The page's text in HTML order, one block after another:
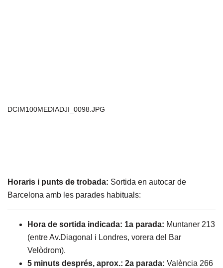
DCIM100MEDIADJI_0098.JPG
Horaris i punts de trobada: Sortida en autocar de
Barcelona amb les parades habituals:
Hora de sortida indicada: 1a parada: Muntaner 213
(entre Av.Diagonal i Londres, vorera del Bar
Velòdrom).
5 minuts després, aprox.: 2a parada: València 266